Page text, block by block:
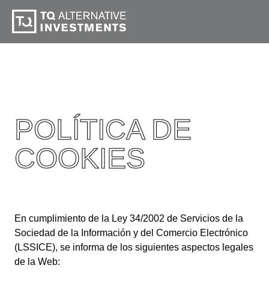
POLÍTICA DE
COOKIES
En cumplimiento de la Ley 34/2002 de Servicios de la
Sociedad de la Información y del Comercio Electrónico
(LSSICE), se informa de los siguientes aspectos legales
de la Web: